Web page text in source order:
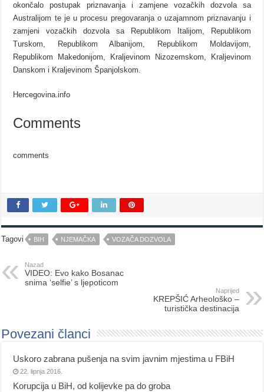
okončalo postupak priznavanja i zamjene vozačkih dozvola sa
Australijom te je u procesu pregovaranja o uzajamnom priznavanju i
zamjeni vozačkih dozvola sa Republikom Italijom, Republikom
Turskom, Republikom Albanijom, Republikom Moldavijom,
Republikom Makedonijom, Kraljevinom Nizozemskom, Kraljevinom
Danskom i Kraljevinom Španjolskom.
Hercegovina.info
Comments
comments
Tagovi BIH NJEMAČKA VOZAČA DOZVOLA
Nazad
VIDEO: Evo kako Bosanac
snima ‘selfie’ s ljepoticom
Naprijed
KREPŠIĆ Arheološko –
turistička destinacija
Povezani članci
Uskoro zabrana pušenja na svim javnim mjestima u FBiH
22. lipnja 2016.
Korupcija u BiH, od kolijevke pa do groba